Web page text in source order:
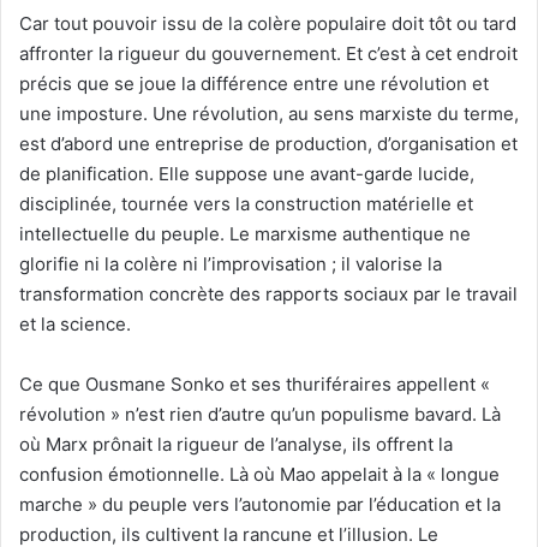
Car tout pouvoir issu de la colère populaire doit tôt ou tard
affronter la rigueur du gouvernement. Et c’est à cet endroit
précis que se joue la différence entre une révolution et
une imposture. Une révolution, au sens marxiste du terme,
est d’abord une entreprise de production, d’organisation et
de planification. Elle suppose une avant-garde lucide,
disciplinée, tournée vers la construction matérielle et
intellectuelle du peuple. Le marxisme authentique ne
glorifie ni la colère ni l’improvisation ; il valorise la
transformation concrète des rapports sociaux par le travail
et la science.
Ce que Ousmane Sonko et ses thuriféraires appellent «
révolution » n’est rien d’autre qu’un populisme bavard. Là
où Marx prônait la rigueur de l’analyse, ils offrent la
confusion émotionnelle. Là où Mao appelait à la « longue
marche » du peuple vers l’autonomie par l’éducation et la
production, ils cultivent la rancune et l’illusion. Le